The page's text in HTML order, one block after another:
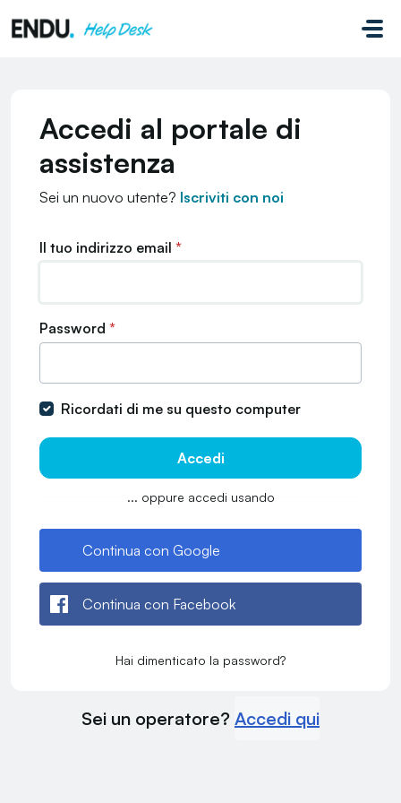
Accedi al portale di
assistenza
Sei un nuovo utente? Iscriviti con noi
Il tuo indirizzo email *
Password *
Ricordati di me su questo computer
Accedi
... oppure accedi usando
Continua con Google
Continua con Facebook
Hai dimenticato la password?
Sei un operatore? Accedi qui